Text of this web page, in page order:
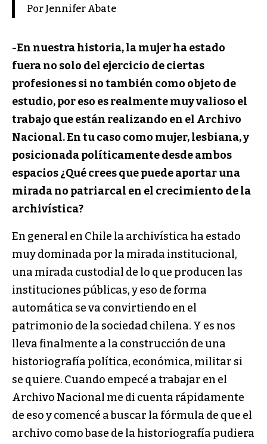
Por Jennifer Abate
-En nuestra historia, la mujer ha estado
fuera no solo del ejercicio de ciertas
profesiones si no también como objeto de
estudio, por eso es realmente muy valioso el
trabajo que están realizando en el Archivo
Nacional. En tu caso como mujer, lesbiana, y
posicionada políticamente desde ambos
espacios ¿Qué crees que puede aportar una
mirada no patriarcal en el crecimiento de la
archivística?
En general en Chile la archivística ha estado
muy dominada por la mirada institucional,
una mirada custodial de lo que producen las
instituciones públicas, y eso de forma
automática se va convirtiendo en el
patrimonio de la sociedad chilena. Y es nos
lleva finalmente a la construcción de una
historiografía política, económica, militar si
se quiere. Cuando empecé a trabajar en el
Archivo Nacional me di cuenta rápidamente
de eso y comencé a buscar la fórmula de que el
archivo como base de la historiografía pudiera